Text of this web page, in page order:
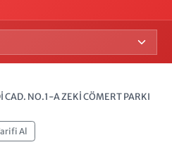
CAD. NO.1-A ZEKİ CÖMERT PARKI
Al